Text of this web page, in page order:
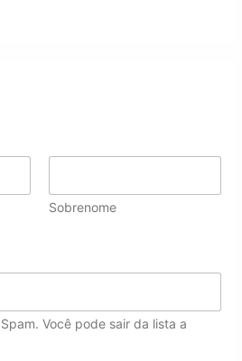
Sobrenome
Você pode sair da lista a